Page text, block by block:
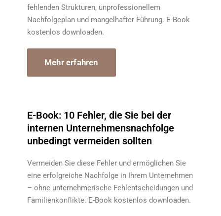
fehlenden Strukturen, unprofessionellem
Nachfolgeplan und mangelhafter Führung. E-Book
kostenlos downloaden.
Mehr erfahren
E-Book: 10 Fehler, die Sie bei der
internen Unternehmensnachfolge
unbedingt vermeiden sollten
Vermeiden Sie diese Fehler und ermöglichen Sie
eine erfolgreiche Nachfolge in Ihrem Unternehmen
– ohne unternehmerische Fehlentscheidungen und
Familienkonflikte. E-Book kostenlos downloaden.